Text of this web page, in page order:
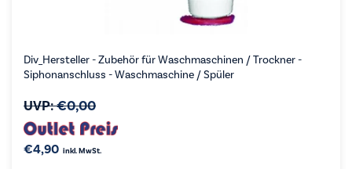
Div_Hersteller - Zubehör für Waschmaschinen / Trockner -
Siphonanschluss - Waschmaschine / Spüler
UVP:€0,00
€4,90 inkl. MwSt.